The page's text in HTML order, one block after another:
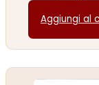
Aggiungi al